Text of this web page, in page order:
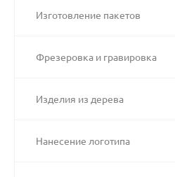
Изготовление пакетов
Фрезеровка и гравировка
Изделия из дерева
Нанесение логотипа